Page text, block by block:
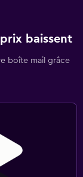
baissent
boîte mail grâce